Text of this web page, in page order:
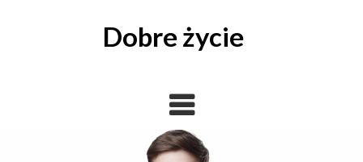
Dobre życie